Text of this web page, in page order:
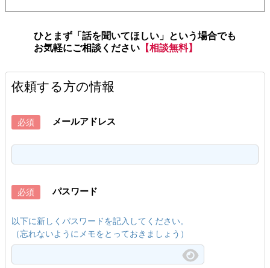
ひとまず「話を聞いてほしい」という場合でも
お気軽にご相談ください 【相談無料】
依頼する方の情報
必須 メールアドレス
必須 パスワード
以下に新しくパスワードを記入してください。
（忘れないようにメモをとっておきましょう）